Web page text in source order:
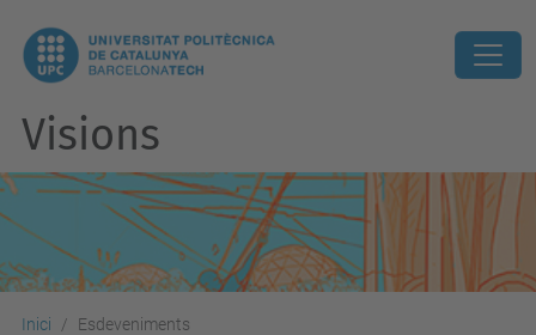
Visions
Inici Esdeveniments